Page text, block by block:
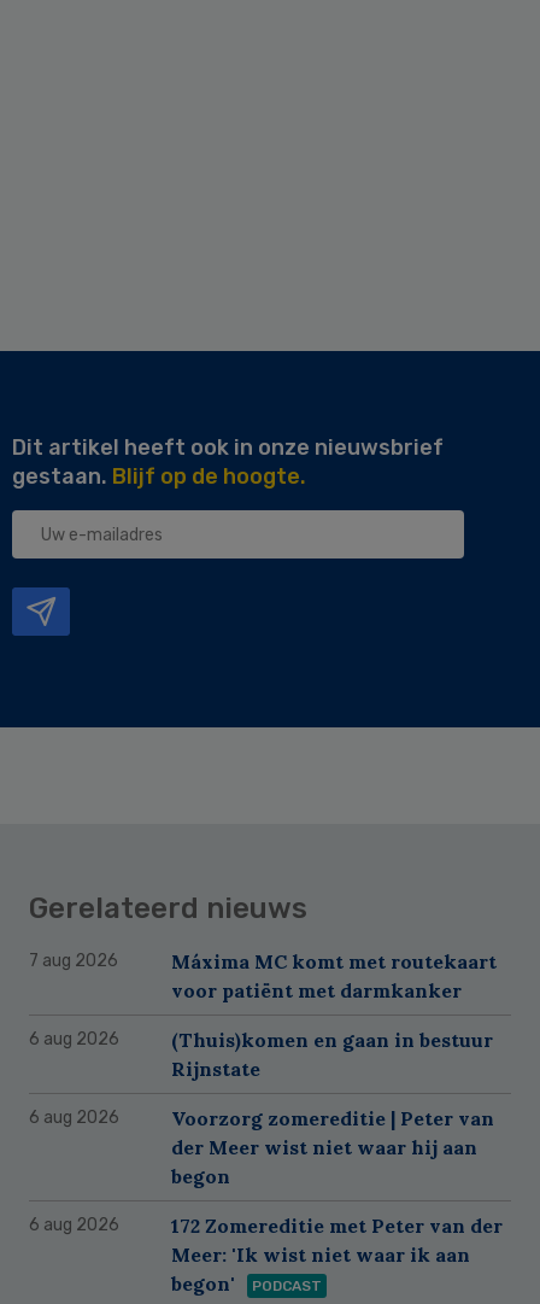
Dit artikel heeft ook in onze nieuwsbrief
gestaan. Blijf op de hoogte.
Uw
Gerelateerd nieuws
7 aug 2026
Máxima MC komt met routekaart
voor patiënt met darmkanker
6 aug 2026
(Thuis)komen en gaan in bestuur
Rijnstate
6 aug 2026
Voorzorg zomereditie | Peter van
der Meer wist niet waar hij aan
begon
6 aug 2026
172 Zomereditie met Peter van der
Meer: 'Ik wist niet waar ik aan
begon'
PODCAST